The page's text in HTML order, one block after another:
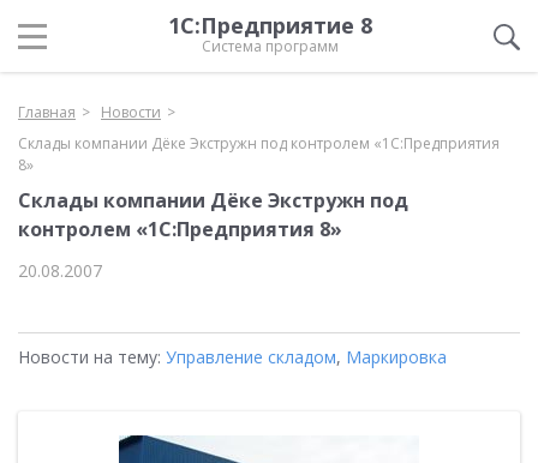
1С:Предприятие 8
Система программ
Главная
Новости
Склады компании Дёке Экстружн под контролем «1С:Предприятия
8»
Склады компании Дёке Экстружн под
контролем «1С:Предприятия 8»
20.08.2007
Новости на тему: Управление складом, Маркировка